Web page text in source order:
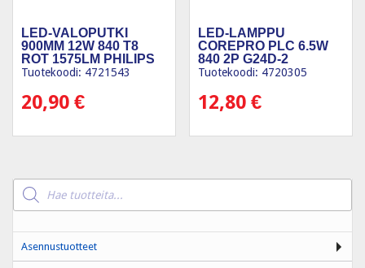
LED-VALOPUTKI
900MM 12W 840 T8
ROT 1575LM PHILIPS
Tuotekoodi: 4721543
20,90 €
LED-LAMPPU
COREPRO PLC 6.5W
840 2P G24D-2
Tuotekoodi: 4720305
12,80€
Products
search
Asennustuotteet